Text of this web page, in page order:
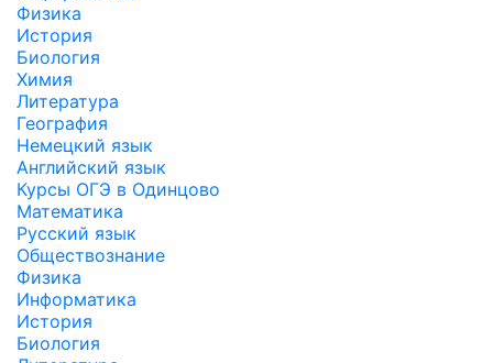
Физика
История
Биология
Химия
Литература
География
Немецкий язык
Английский язык
Курсы ОГЭ в Одинцово
Математика
Русский язык
Обществознание
Физика
Информатика
История
Биология